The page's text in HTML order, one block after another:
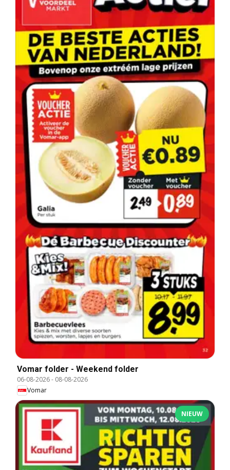
Vomar folder - Weekend folder
06-08-2026- 08-08-2026
Vomar
NIEUW